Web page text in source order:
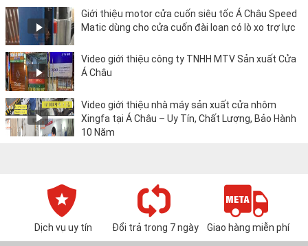
Giới thiệu motor cửa cuốn siêu tốc Á Châu Speed
Matic dùng cho cửa cuốn đài loan có lò xo trợ lực
Video giới thiệu công ty TNHH MTV Sản xuất Cửa
Á Châu
Video giới thiệu nhà máy sản xuất cửa nhôm
Xingfa tại Á Châu – Uy Tín, Chất Lượng, Bảo Hành
10 Năm
Dịch vụ uy tín Đổi trả trong 7 ngày Giao hàng miễn phí